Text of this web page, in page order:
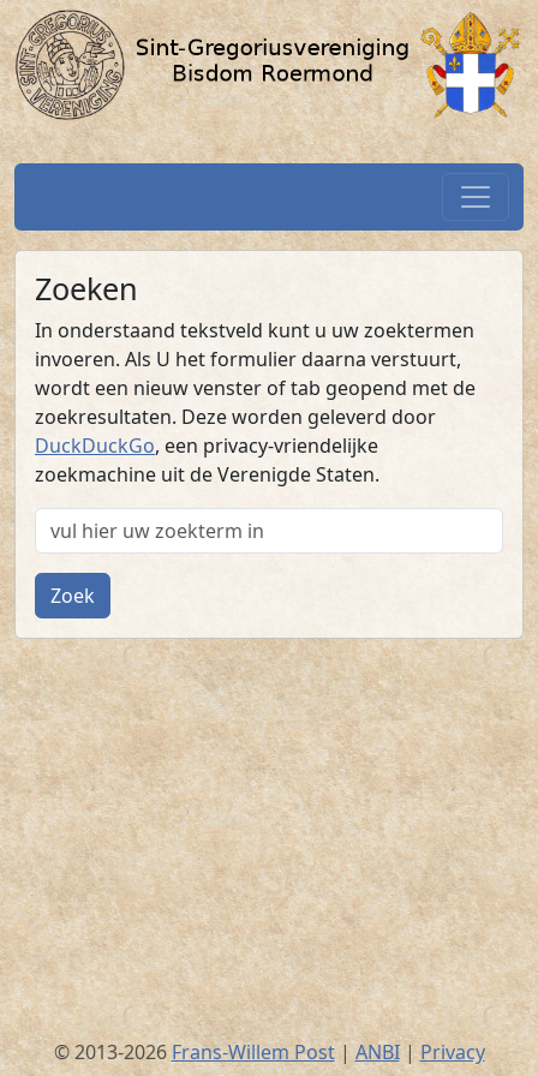
Spring naar hoofdtekst
Zoeken / SGV-Roermond.nl
Zoeken
In onderstaand tekstveld kunt u uw zoektermen
invoeren. Als U het formulier daarna verstuurt,
wordt een nieuw venster of tab geopend met de
zoekresultaten. Deze worden geleverd door
DuckDuckGo, een privacy-vriendelijke
zoekmachine uit de Verenigde Staten.
Zoekterm:
Zoek
© 2013-2026 Frans-Willem Post|ANBI| Privacy